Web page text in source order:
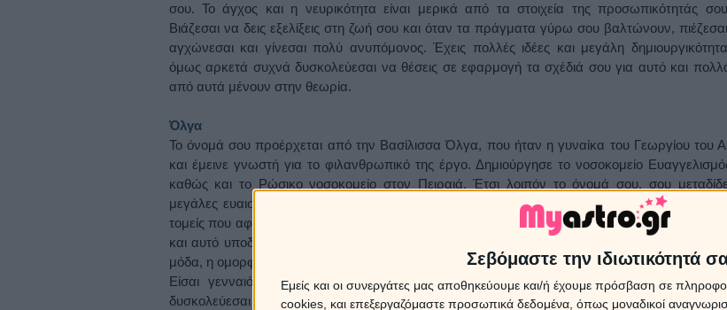
Σεβόμαστε την ιδιωτικότητά
Εμείς και οι συνεργάτες μας αποθηκεύουμε και/ή έχουμε πρόσβαση σε
cookies, και επεξεργαζόμαστε προσωπικά δεδομένα, όπως μοναδικοί
σου. Το άγχος και η νευρικότητα είναι μερικά από τα στοιχεία της προσωπικότητάς
Βιάζεσαι να δεις εξελίξεις στη ζωή σου και όταν τα πράγματα γύρω σου βαλτώνουν,
αγχώνεσαι και γίνεσαι πολύ ανυπόμονος. Έχεις πολλές ιδέες και μεγάλη
όμως αρκετά συχνά δυσκολεύεσαι να θέσεις σε εφαρμογή τα σχέδιά σου για αυτό και
από αυτά μένουν στην θεωρία.
Όλγα
Το όνομά σου προέρχεται από την Βασίλισσα Όλγα, που ήταν η γυναίκα του Γεωργίου του
και έμεινε γνωστή για το φιλανθρωπικό της έργο. Δημιούργησε το νοσοκομείο
καθώς και το Ρώσικο νοσοκομείο στον Πειραιά. Έτσι λοιπόν το όνομά σου, σου
μεγάλες ευαισθησίες αλλά και μία φλογερή επιθυμία για προσφορά και δραστηριοποίηση σε
τομείς που αφορούν την κοινωνία. Στην αριθμολογία, ο προσωπικός σου λεξάριθμος είναι το 5,
και αυτό υποδηλώνει ότι είσαι μία γυναίκα που ακολουθείς το ρεύμα της εποχή, σου αρέσει η
μόδα, η ομορφιά, οι τέχνες και θέλεις να διασκεδάζεις και να απολαμβάνεις τις χαρές της
Είσαι γενναιόδωρη, κοινωνική και δραστήρια. Κάνεις πολλά όνειρα για τη ζωή,
δυσκολεύεσαι να θέσεις σε εφαρμογή, όλα όσα έχεις στο μυαλό σου!